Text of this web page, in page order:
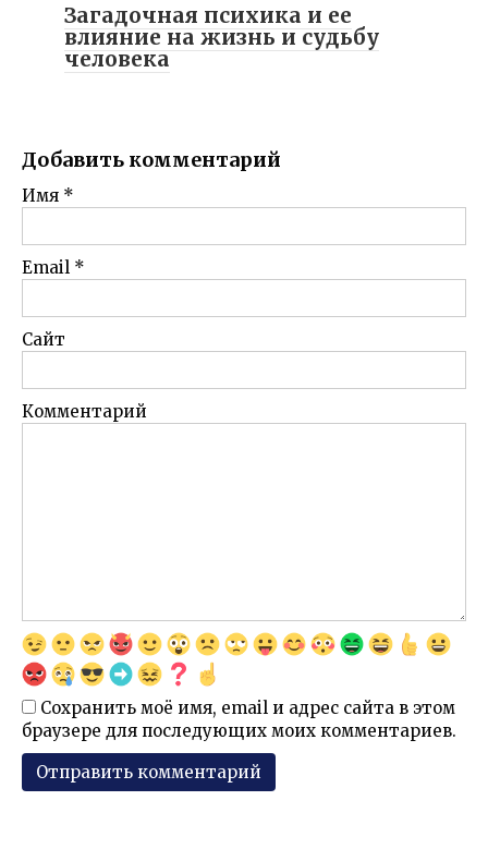
Загадочная психика и ее
влияние на жизнь и судьбу
человека
Добавить комментарий
Имя *
Email *
Сайт
Комментарий
Сохранить моё имя, email и адрес сайта в этом
браузере для последующих моих комментариев.